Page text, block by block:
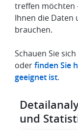
treffen möchten
Ihnen die Daten
brauchen.
Schauen Sie
oderfinden Sie
geeignet ist.
und